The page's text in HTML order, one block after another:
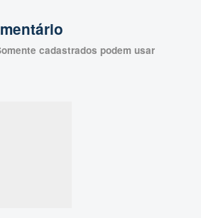
cadastrados podem usar